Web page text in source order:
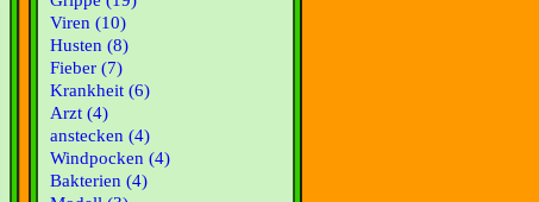
Viren (10)
Husten (8)
Fieber (7)
Krankheit (6)
Arzt (4)
anstecken (4)
Windpocken (4)
Bakterien (4)